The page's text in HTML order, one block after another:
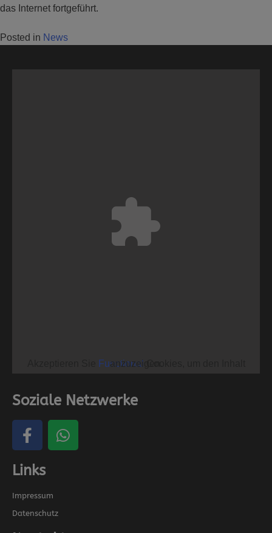
das Internet fortgeführt.
Posted in News
Functional
Cookies, um den Inhalt anzuzeigen.
Soziale Netzwerke
Links
Impressum
Datenschutz